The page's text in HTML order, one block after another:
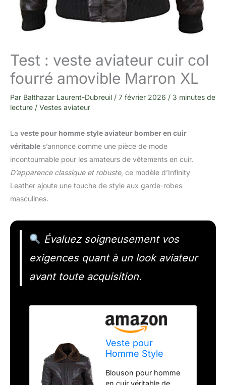
Test : veste aviateur cuir col
fourré amovible Marron XL
Par Balthazar Laurent-Dubreuil / 7 février 2026 / 3 minutes de
lecture / Vestes aviateur
La veste pour homme style aviateur bomber en cuir
véritable s’annonce comme une pièce de mode
incontournable pour les amateurs de vêtements en cuir.
D’apparence classique et robuste, ce modèle d’Infinity
Leather ajoute une touche de style aux garde-robes
masculines.
Évaluez soigneusement vos
exigences quant à un look aviateur
avant toute acquisition.
Veste pour
Homme Style
en Cuir véritable
Blouson pour homme
en cuir véritable de